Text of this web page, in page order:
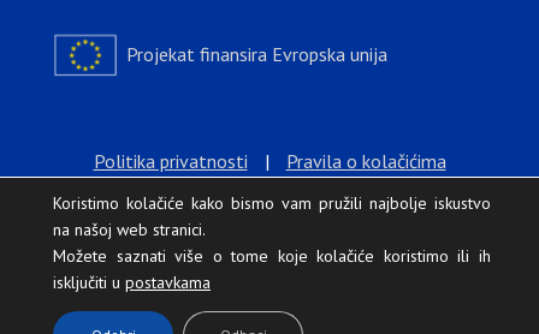
Projekat finansira Evropska unija
Politika privatnosti | Pravila o kolačićima
Koristimo kolačiće kako bismo vam pružili najbolje iskustvo
na našoj web stranici.
Možete saznati više o tome koje kolačiće koristimo ili ih
isključiti u postavkama
.